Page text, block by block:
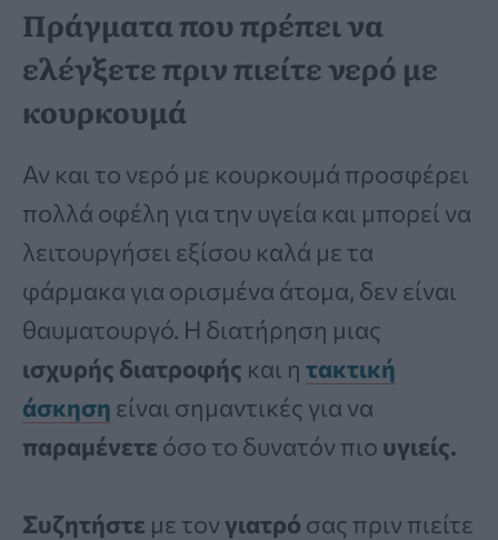
Πράγματα που πρέπει να
ελέγξετε πριν πιείτε νερό με
κουρκουμά
Αν και το νερό με κουρκουμά προσφέρει
πολλά οφέλη για την υγεία και μπορεί να
λειτουργήσει εξίσου καλά με τα
φάρμακα για ορισμένα άτομα, δεν είναι
θαυματουργό. Η διατήρηση μιας
ισχυρής διατροφής και η τακτική
άσκηση είναι σημαντικές για να
παραμένετε όσο το δυνατόν πιο υγιείς.
Συζητήστε με τονγιατρό σας πριν πιείτε